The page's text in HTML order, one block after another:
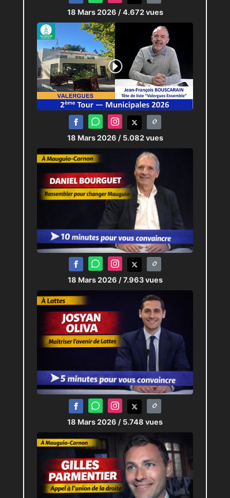
18 Mars 2026 / 4.672 vues
18 Mars 2026 / 5.082 vues
18 Mars 2026 / 7.963 vues
18 Mars 2026 / 5.748 vues